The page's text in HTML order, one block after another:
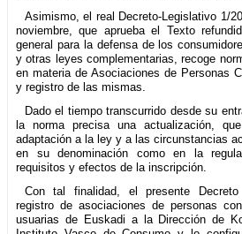
Asimismo, el real Decreto-Legislativo 1/
noviembre, que aprueba el Texto
general para la defensa de los
y otras leyes complementarias, recoge
en materia de Asociaciones de Personas
y registro de las mismas.
Dado el tiempo transcurrido desde su
la norma precisa una actualización,
adaptación a la ley y a las circunstancias
en su denominación como en la
requisitos y efectos de la inscripción.
Con tal finalidad, el presente Decreto
registro de asociaciones de personas
usuarias de Euskadi a la Dirección de